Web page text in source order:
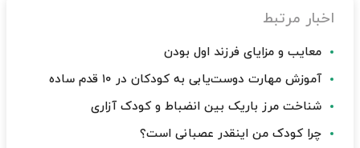
اخبار مرتبط
معایب و مزایای فرزند اول بودن
آموزش مهارت دوست‌یابی به کودکان در ۱۰ قدم ساده
شناخت مرز باریک بین انضباط و کودک آزاری
چرا کودک من اینقدر عصبانی است؟